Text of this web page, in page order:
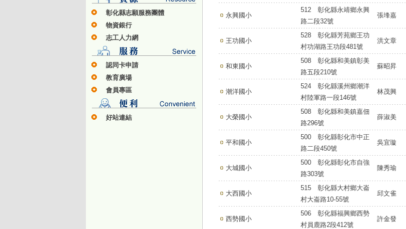
彰化縣志願服務團體
物資銀行
志工人力網
認同卡申請
教育廣場
會員專區
好站連結
永興國小
512 彰化縣永靖鄉永興
路二段32號
張埄嘉
王功國小
528 彰化縣芳苑鄉王功
村功湖路王功段481號
洪文章
和東國小
508 彰化縣和美鎮彰美
路五段210號
蘇昭昇
潮洋國小
524 彰化縣溪州鄉潮洋
村陸軍路一段146號
林茂興
大榮國小
508 彰化縣和美鎮嘉佃
路296號
薛淑美
平和國小
500 彰化縣彰化市中正
路二段450號
吳宜璇
大城國小
500 彰化縣彰化市自強
路303號
陳秀瑜
大西國小
515 彰化縣大村鄉大崙
村大崙路10-55號
邱文雀
西勢國小
506 彰化縣福興鄉西勢
村員鹿路2段412號
許金發